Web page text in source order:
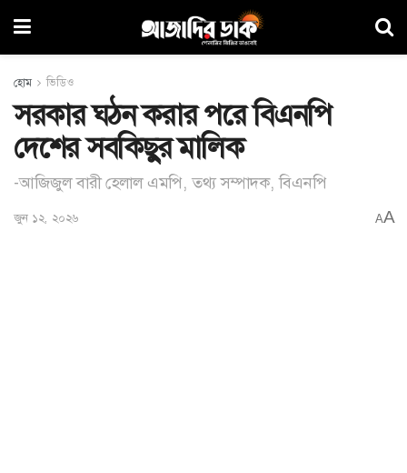
হোম ভিডিও
সরকার ঘঠন করার পরে বিএনপি
দেশের সবকিছুর মালিক
-আজিজুল বারী হেলাল এমপি, তথ্য সম্পাদক, বিএনপি
জুন ১২, ২০২৬ AA